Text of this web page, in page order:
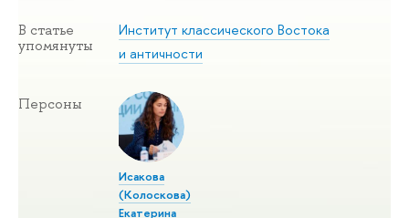
В статье
упомянуты
Институт классического Востока
и античности
Персоны
Исакова
(Колоскова)
Екатерина